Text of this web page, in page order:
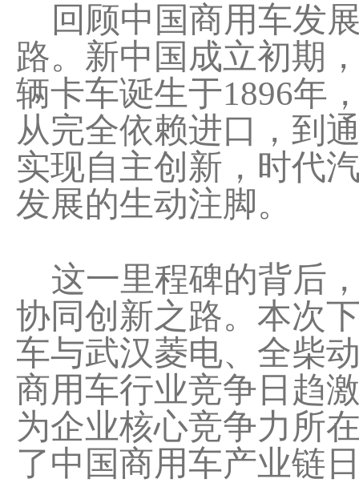
回顾中国商用车发
路。新中国成立初期
辆卡车诞生于1896年
从完全依赖进口，到
实现自主创新，时代
发展的生动注脚。
这一里程碑的背后
协同创新之路。本次
车与武汉菱电、全柴
商用车行业竞争日趋
为企业核心竞争力所
了中国商用车产业链